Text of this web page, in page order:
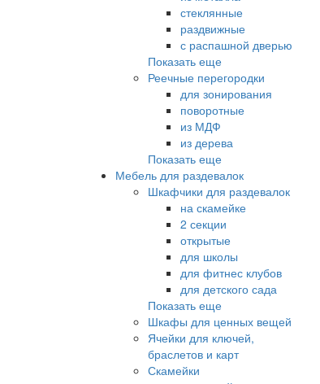
стеклянные
раздвижные
с распашной дверью
Показать еще
Реечные перегородки
для зонирования
поворотные
из МДФ
из дерева
Показать еще
Мебель для раздевалок
Шкафчики для раздевалок
на скамейке
2 секции
открытые
для школы
для фитнес клубов
для детского сада
Показать еще
Шкафы для ценных вещей
Ячейки для ключей,
браслетов и карт
Скамейки